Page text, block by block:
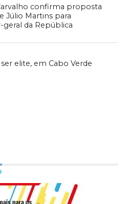
confirma proposta
Júlio Martins para
da República
elite, em Cabo Verde